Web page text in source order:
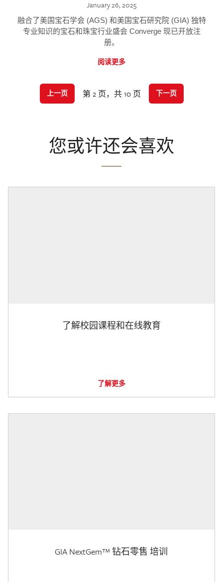
January 26, 2025
融合了美国宝石学会 (AGS) 和美国宝石研究院 (GIA) 独特
专业知识的宝石和珠宝行业盛会 Converge 现已开放注
册。
阅读更多
上一页 第 2 页，共 10 页 下一页
您或许还会喜欢
了解校园课程和在线教育
了解更多
GIA NextGem™ 钻石零售 培训